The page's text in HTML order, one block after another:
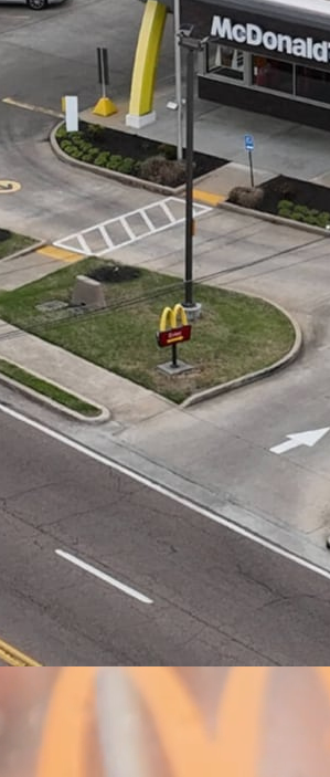
di bevande, interruzioni
studio evidenzia come l'innovativa
un modello per altri.